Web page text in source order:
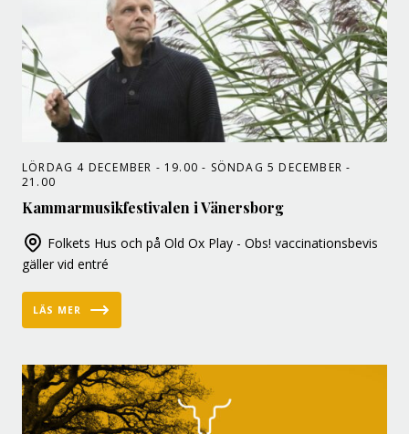
LÖRDAG 4 DECEMBER - 19.00 - SÖNDAG 5 DECEMBER -
21.00
Kammarmusikfestivalen i Vänersborg
Folkets Hus och på Old Ox Play - Obs! vaccinationsbevis
gäller vid entré
LÄS MER